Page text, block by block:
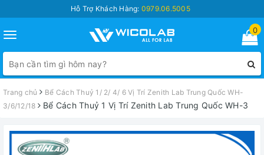
Hỗ Trợ Khách Hàng: 0979.06.5005
Toggle
navigation
0
Trang chủ
Bể Cách Thuỷ 1/ 2/ 4/ 6 Vị Trí Zenith Lab Trung Quốc WH-
3/6/12/18
Bể Cách Thuỷ 1 Vị Trí Zenith Lab Trung Quốc WH-3